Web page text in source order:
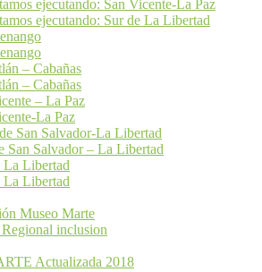
ejecutando: San Vicente-La Paz
ejecutando: Sur de La Libertad
– Cabañas
– Cabañas
– La Paz
La Paz
San Salvador-La Libertad
San Salvador – La Libertad
La Libertad
La Libertad
Museo Marte
inclusion
Actualizada 2018